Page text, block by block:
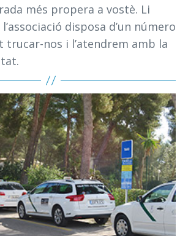
més propera a vostè. Li
disposa d’un número
trucar-nos i l’atendrem amb la